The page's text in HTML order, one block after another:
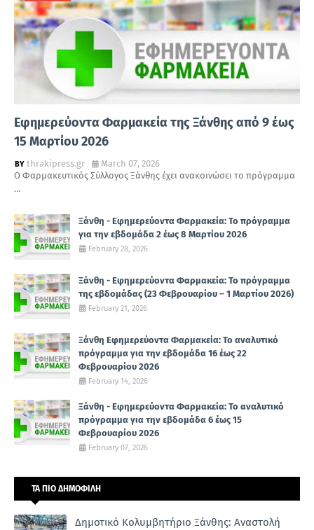
Εφημερεύοντα Φαρμακεία της Ξάνθης από 9 έως
15 Μαρτίου 2026
thrakipress.gr
March 07, 2026
Ο Φαρμακευτικός Σύλλογος Ξάνθης έχει ανακοινώσει το πρόγραμμα
…
Ξάνθη - Εφημερεύοντα Φαρμακεία: Το πρόγραμμα
για την εβδομάδα 2 έως 8 Μαρτίου 2026
February 28, 2026
Ξάνθη - Εφημερεύοντα Φαρμακεία: Το πρόγραμμα
της εβδομάδας (23 Φεβρουαρίου – 1 Μαρτίου 2026)
February 21, 2026
Ξάνθη Εφημερεύοντα Φαρμακεία: Το αναλυτικό
πρόγραμμα για την εβδομάδα 16 έως 22
Φεβρουαρίου 2026
February 14, 2026
Ξάνθη - Εφημερεύοντα Φαρμακεία: Το αναλυτικό
πρόγραμμα για την εβδομάδα 6 έως 15
Φεβρουαρίου 2026
February 07, 2026
ΤΑ ΠΙΟ ΔΗΜΟΦΙΛΗ
Δημοτικό Κολυμβητήριο Ξάνθης: Αναστολή